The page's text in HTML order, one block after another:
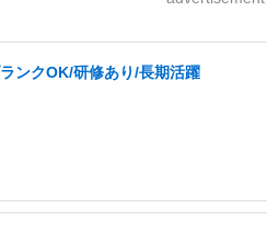
ンクOK/研修あり/長期活躍